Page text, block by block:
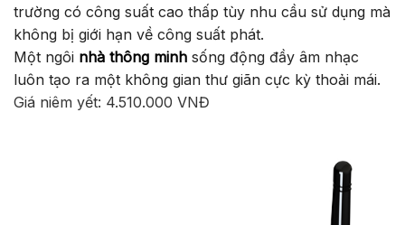
trường có công suất cao thấp tùy nhu cầu sử dụng mà
không bị giới hạn về công suất phát.
Một ngôi nhà thông minh sống động đầy âm nhạc
luôn tạo ra một không gian thư giãn cực kỳ thoải mái.
Giá niêm yết: 4.510.000 VNĐ